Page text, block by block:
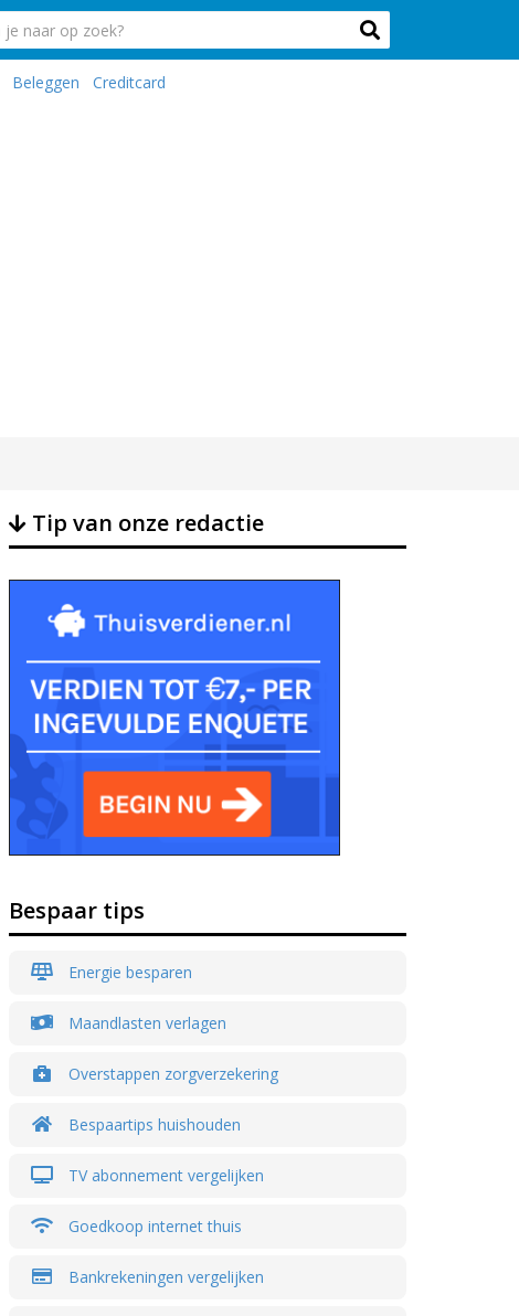
Beleggen Creditcard
Tip van onze redactie
Bespaar tips
Energie besparen
Maandlasten verlagen
Overstappen zorgverzekering
Bespaartips huishouden
TV abonnement vergelijken
Goedkoop internet thuis
Bankrekeningen vergelijken